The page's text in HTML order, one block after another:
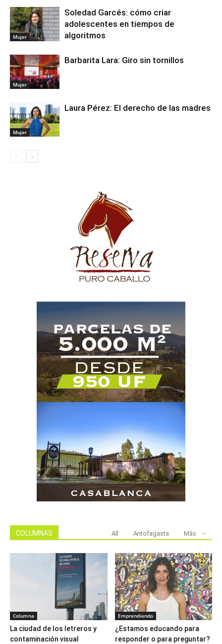
Mujer
Soledad Garcés: cómo criar
adolescentes en tiempos de
algoritmos
Mujer
Barbarita Lara: Giro sin tornillos
Mujer
Laura Pérez: El derecho de las madres
COLUMNAS All Antofagasta Más
Columna
La ciudad de los letreros y
contaminación visual
Emprendiendo
¿Estamos educando para
responder o para preguntar?